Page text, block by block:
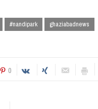
#nandipark
ghaziabadnews
0